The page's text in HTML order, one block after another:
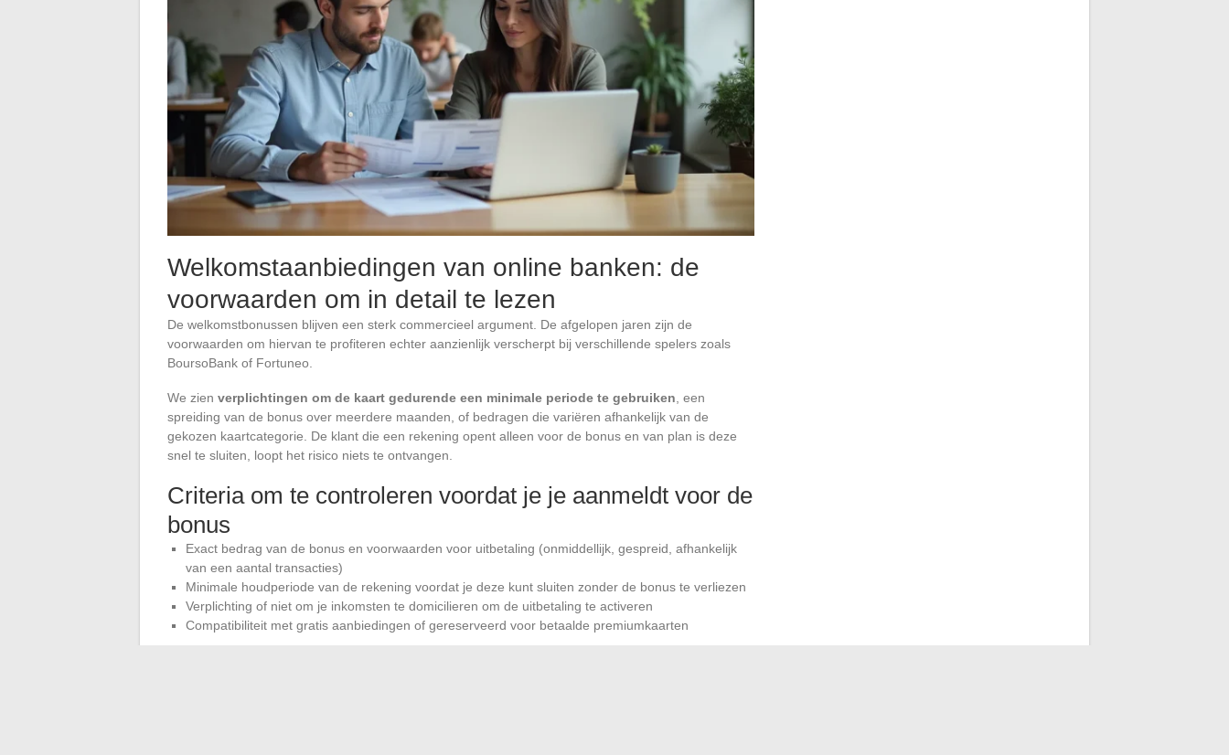
Welkomstaanbiedingen van online banken: de
voorwaarden om in detail te lezen
De welkomstbonussen blijven een sterk commercieel argument. De afgelopen jaren zijn de
voorwaarden om hiervan te profiteren echter aanzienlijk verscherpt bij verschillende spelers zoals
BoursoBank of Fortuneo.
We zien verplichtingen om de kaart gedurende een minimale periode te gebruiken , een
spreiding van de bonus over meerdere maanden, of bedragen die variëren afhankelijk van de
gekozen kaartcategorie. De klant die een rekening opent alleen voor de bonus en van plan is deze
snel te sluiten, loopt het risico niets te ontvangen.
Criteria om te controleren voordat je je aanmeldt voor de
bonus
Exact bedrag van de bonus en voorwaarden voor uitbetaling (onmiddellijk, gespreid, afhankelijk
van een aantal transacties)
Minimale houdperiode van de rekening voordat je deze kunt sluiten zonder de bonus te verliezen
Verplichting of niet om je inkomsten te domicilieren om de uitbetaling te activeren
Compatibiliteit met gratis aanbiedingen of gereserveerd voor betaalde premiumkaarten